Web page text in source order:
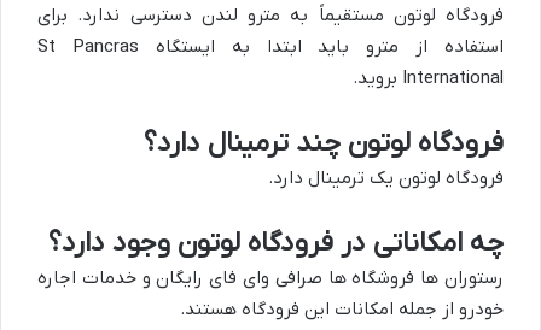
فرودگاه لوتون مستقیماً به مترو لندن دسترسی ندارد. برای
استفاده از مترو باید ابتدا به ایستگاه St Pancras
International بروید.
فرودگاه لوتون چند ترمینال دارد؟
فرودگاه لوتون یک ترمینال دارد.
چه امکاناتی در فرودگاه لوتون وجود دارد؟
رستوران ها فروشگاه ها صرافی وای فای رایگان و خدمات اجاره
خودرو از جمله امکانات این فرودگاه هستند.